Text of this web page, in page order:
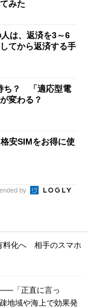
みた
は、返済を3～6
てから返済する手
ち？ 「適応型電
変わる？
安SIMをお得に使
by
料化へ 相手のスマホ
「正直に言っ
地域や海上で効果発